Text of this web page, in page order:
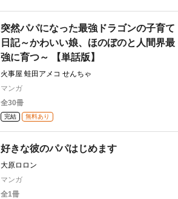
突然パパになった最強ドラゴンの子育て
日記～かわいい娘、ほのぼのと人間界最
強に育つ～ 【単話版】
火事屋 蛙田アメコ せんちゃ
マンガ
全30冊
完結 無料あり
好きな彼のパパはじめます
大原ロロン
マンガ
全1冊